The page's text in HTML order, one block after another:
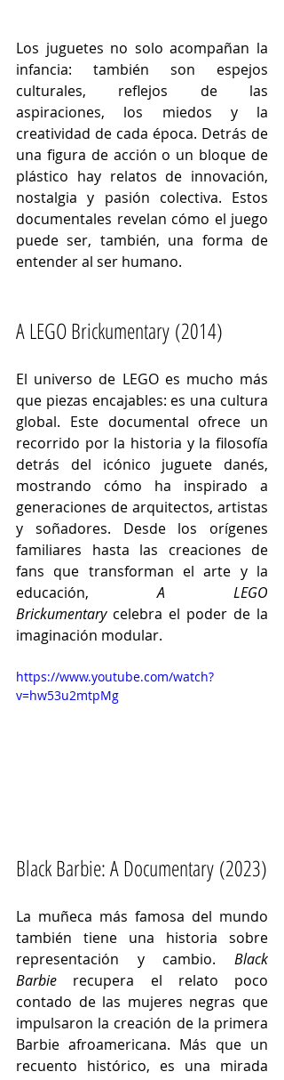
Los juguetes no solo acompañan la
infancia: también son espejos
culturales, reflejos de las
aspiraciones, los miedos y la
creatividad de cada época. Detrás de
una figura de acción o un bloque de
plástico hay relatos de innovación,
nostalgia y pasión colectiva. Estos
documentales revelan cómo el juego
puede ser, también, una forma de
entender al ser humano.
A LEGO Brickumentary (2014)
El universo de LEGO es mucho más
que piezas encajables: es una cultura
global. Este documental ofrece un
recorrido por la historia y la filosofía
detrás del icónico juguete danés,
mostrando cómo ha inspirado a
generaciones de arquitectos, artistas
y soñadores. Desde los orígenes
familiares hasta las creaciones de
fans que transforman el arte y la
educación, A LEGO
Brickumentary celebra el poder de la
imaginación modular.
https://www.youtube.com/watch?
v=hw53u2mtpMg
Black Barbie: A Documentary (2023)
La muñeca más famosa del mundo
también tiene una historia sobre
representación y cambio. Black
Barbie recupera el relato poco
contado de las mujeres negras que
impulsaron la creación de la primera
Barbie afroamericana. Más que un
recuento histórico, es una mirada